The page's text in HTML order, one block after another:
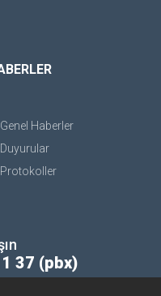
Genel Haberler
Duyurular
Protokoller
37 (pbx)